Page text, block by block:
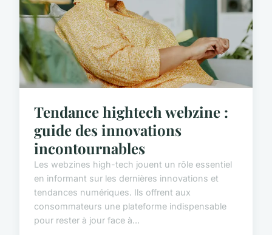
Tendance hightech webzine :
guide des innovations
incontournables
Les webzines high-tech jouent un rôle essentiel
en informant sur les dernières innovations et
tendances numériques. Ils offrent aux
consommateurs une plateforme indispensable
pour rester à jour face à...